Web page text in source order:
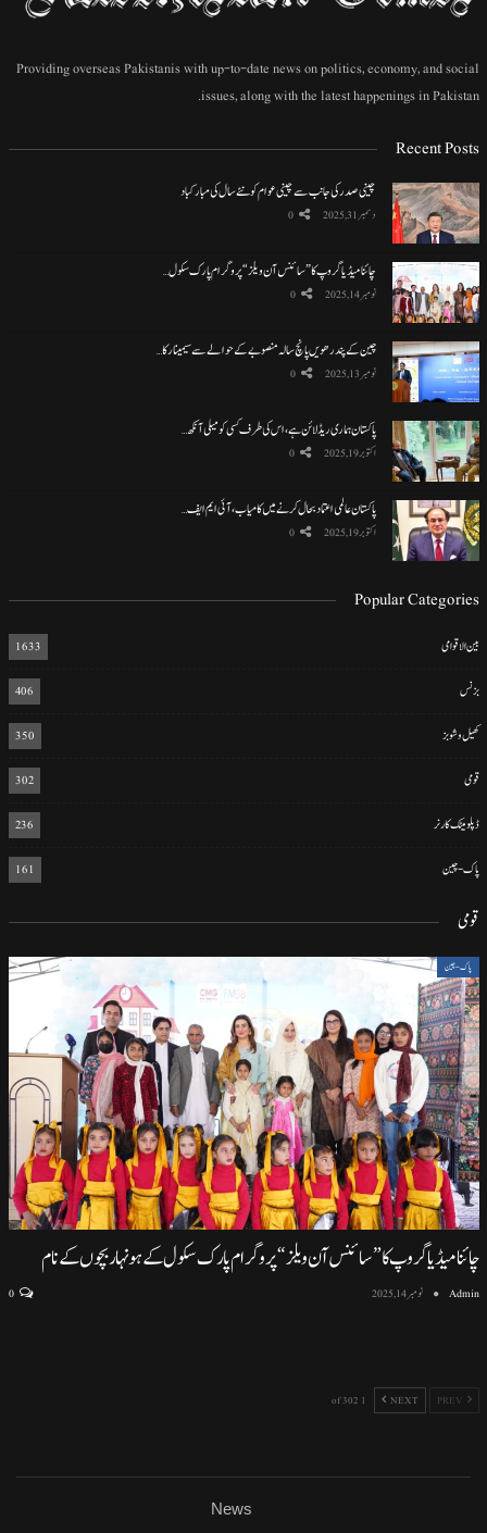
Providing overseas Pakistanis with up-to-date news on politics, economy, and social
issues, along with the latest happenings in Pakistan.
Recent Posts
چینی صدر کی جانب سے چینی عوام کو نئے سال کی مبارکباد
دسمبر 31, 2025 0
چائنا میڈیا گروپ کا ”سائنس آن ویلز“ پروگرام پارک سکول…
نومبر 14, 2025 0
چین کے پندرھویں پانچ سالہ منصوبے کے حوالے سے سیمینار کا…
نومبر 13, 2025 0
پاکستان ہماری ریڈ لائن ہے، اس کی طرف کسی کو میلی آنکھ…
اکتوبر 19, 2025 0
پاکستان عالمی اعتماد بحال کرنے میں کامیاب، آئی ایم ایف…
اکتوبر 19, 2025 0
Popular Categories
بین الاقوامی 1633
بزنس 406
کھیل و شوبز 350
قومی 302
ڈپلومیٹک کارنر 236
پاک-چین 161
قومی
پاک-چین
چائنا میڈیا گروپ کا ”سائنس آن ویلز“ پروگرام پارک سکول کے ہونہار بچوں کے نام
Admin نومبر 14, 2025 0
NEXT
1 of 302
News